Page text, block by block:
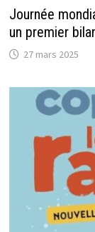
Journée
un premier
27 mars 2025